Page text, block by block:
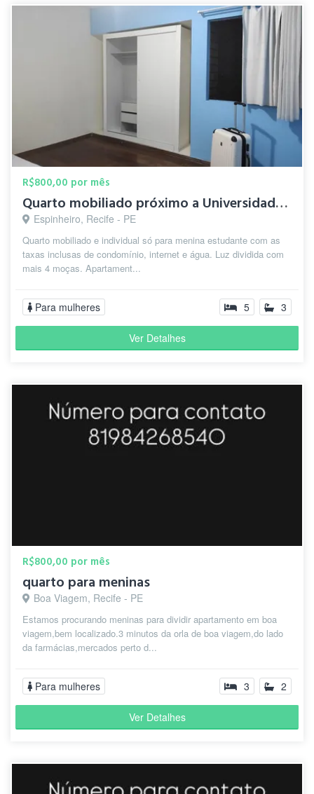
R$800,00 por mês
Quarto mobiliado próximo a Universidade Católica
Espinheiro, Recife - PE
Quarto mobiliado e individual só para menina estudante com as
taxas inclusas de condomínio, internet e água. Luz dividida com
mais 4 moças. Apartament...
Para mulheres 5 3
Ver Detalhes
R$800,00 por mês
quarto para meninas
Boa Viagem, Recife - PE
Estamos procurando meninas para dividir apartamento em boa
viagem,bem localizado.3 minutos da orla de boa viagem,do lado
da farmácias,mercados perto d...
Para mulheres 3 2
Ver Detalhes